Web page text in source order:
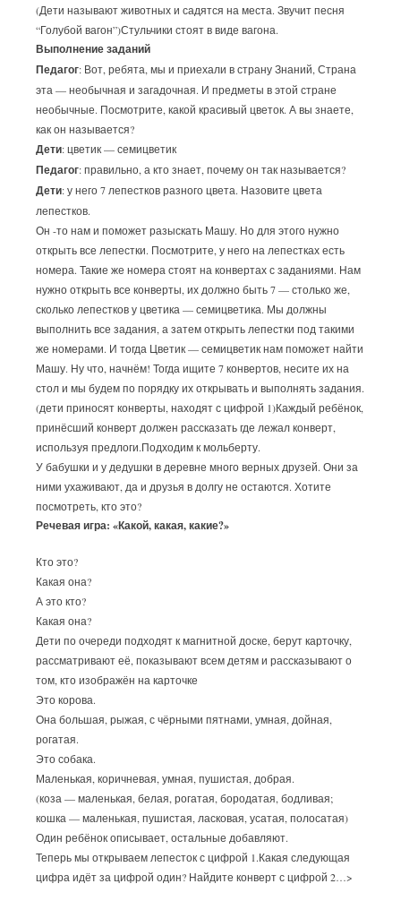
(Дети называют животных и садятся на места. Звучит песня
“Голубой вагон”)Стульчики стоят в виде вагона.
Выполнение заданий
Педагог: Вот, ребята, мы и приехали в страну Знаний, Страна
эта — необычная и загадочная. И предметы в этой стране
необычные. Посмотрите, какой красивый цветок. А вы знаете,
как он называется?
Дети: цветик — семицветик
Педагог: правильно, а кто знает, почему он так называется?
Дети: у него 7 лепестков разного цвета. Назовите цвета
лепестков.
Он -то нам и поможет разыскать Машу. Но для этого нужно
открыть все лепестки. Посмотрите, у него на лепестках есть
номера. Такие же номера стоят на конвертах с заданиями. Нам
нужно открыть все конверты, их должно быть 7 — столько же,
сколько лепестков у цветика — семицветика. Мы должны
выполнить все задания, а затем открыть лепестки под такими
же номерами. И тогда Цветик — семицветик нам поможет найти
Машу. Ну что, начнём! Тогда ищите 7 конвертов, несите их на
стол и мы будем по порядку их открывать и выполнять задания.
(дети приносят конверты, находят с цифрой 1)Каждый ребёнок,
принёсший конверт должен рассказать где лежал конверт,
используя предлоги.Подходим к мольберту.
У бабушки и у дедушки в деревне много верных друзей. Они за
ними ухаживают, да и друзья в долгу не остаются. Хотите
посмотреть, кто это?
Речевая игра: «Какой, какая, какие?»
Кто это?
Какая она?
А это кто?
Какая она?
Дети по очереди подходят к магнитной доске, берут карточку,
рассматривают её, показывают всем детям и рассказывают о
том, кто изображён на карточке
Это корова.
Она большая, рыжая, с чёрными пятнами, умная, дойная,
рогатая.
Это собака.
Маленькая, коричневая, умная, пушистая, добрая.
(коза — маленькая, белая, рогатая, бородатая, бодливая;
кошка — маленькая, пушистая, ласковая, усатая, полосатая)
Один ребёнок описывает, остальные добавляют.
Теперь мы открываем лепесток с цифрой 1.Какая следующая
цифра идёт за цифрой один? Найдите конверт с цифрой 2…>